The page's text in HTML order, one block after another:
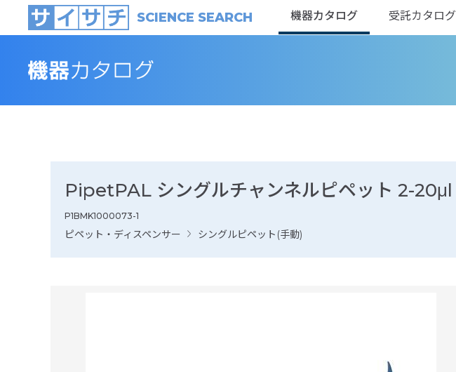
SCIENCE SEARCH 機器カタログ 受託カタログ
PipetPAL シングルチャンネルピペット 2-20μl
P1BMK1000073-1
ピペット・ディスペンサー シングルピペット(手動)